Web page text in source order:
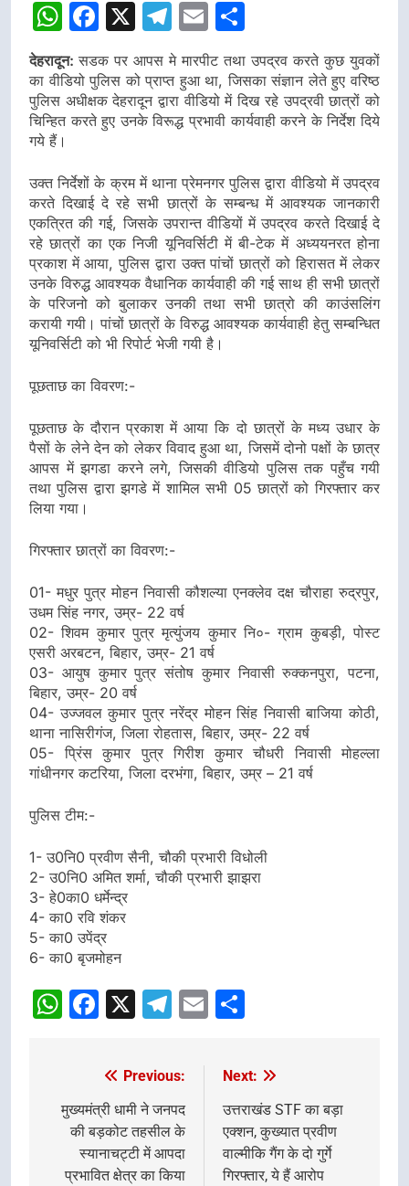
WhatsApp
Facebook
X Telegram
Email
देहरादून:सडक पर आपस मे मारपीट तथा उपद्रव करते कुछ युवकों
का वीडियो पुलिस को प्राप्त हुआ था, जिसका संज्ञान लेते हुए वरिष्ठ
पुलिस अधीक्षक देहरादून द्वारा वीडियो में दिख रहे उपद्रवी छात्रों को
चिन्हित करते हुए उनके विरूद्ध प्रभावी कार्यवाही करने के निर्देश दिये
गये हैं।
उक्त निर्देशों के क्रम में थाना प्रेमनगर पुलिस द्वारा वीडियो में उपद्रव
करते दिखाई दे रहे सभी छात्रों के सम्बन्ध में आवश्यक जानकारी
एकत्रित की गई, जिसके उपरान्त वीडियों में उपद्रव करते दिखाई दे
रहे छात्रों का एक निजी यूनिवर्सिटी में बी-टेक में अध्ययनरत होना
प्रकाश में आया, पुलिस द्वारा उक्त पांचों छात्रों को हिरासत में लेकर
उनके विरुद्ध आवश्यक वैधानिक कार्यवाही की गई साथ ही सभी छात्रों
के परिजनो को बुलाकर उनकी तथा सभी छात्रो की काउंसलिंग
करायी गयी। पांचों छात्रों के विरुद्ध आवश्यक कार्यवाही हेतु सम्बन्धित
यूनिवर्सिटी को भी रिपोर्ट भेजी गयी है।
पूछताछ का विवरण:-
पूछताछ के दौरान प्रकाश में आया कि दो छात्रों के मध्य उधार के
पैसों के लेने देन को लेकर विवाद हुआ था, जिसमें दोनो पक्षों के छात्र
आपस में झगडा करने लगे, जिसकी वीडियो पुलिस तक पहुँच गयी
तथा पुलिस द्वारा झगडे में शामिल सभी 05 छात्रों को गिरफ्तार कर
लिया गया।
गिरफ्तार छात्रों का विवरण:-
01- मधुर पुत्र मोहन निवासी कौशल्या एनक्लेव दक्ष चौराहा रुद्रपुर,
उधम सिंह नगर, उम्र- 22 वर्ष
02- शिवम कुमार पुत्र मृत्युंजय कुमार नि०- ग्राम कुबड़ी, पोस्ट
एसरी अरबटन, बिहार, उम्र- 21 वर्ष
03- आयुष कुमार पुत्र संतोष कुमार निवासी रुक्कनपुरा, पटना,
बिहार, उम्र- 20 वर्ष
04- उज्जवल कुमार पुत्र नरेंद्र मोहन सिंह निवासी बाजिया कोठी,
थाना नासिरीगंज, जिला रोहतास, बिहार, उम्र- 22 वर्ष
05- प्रिंस कुमार पुत्र गिरीश कुमार चौधरी निवासी मोहल्ला
गांधीनगर कटरिया, जिला दरभंगा, बिहार, उम्र – 21 वर्ष
पुलिस टीम:-
1- उ0नि0 प्रवीण सैनी, चौकी प्रभारी विधोली
2- उ0नि0 अमित शर्मा, चौकी प्रभारी झाझरा
3- हे0का0 धर्मेन्द्र
4- का0 रवि शंकर
5- का0 उपेंद्र
6- का0 बृजमोहन
WhatsApp
Facebook
X Telegram
Email
navigation
Previous:
मुख्यमंत्री धामी ने जनपद
की बड़कोट तहसील के
स्यानाचट्टी में आपदा
प्रभावित क्षेत्र का किया
Next:
उत्तराखंड STF का बड़ा
एक्शन, कुख्यात प्रवीण
वाल्मीकि गैंग के दो गुर्गे
गिरफ्तार, ये हैं आरोप